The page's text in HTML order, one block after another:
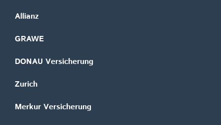
Allianz
GRAWE
DONAU Versicherung
Zurich
Merkur Versicherung